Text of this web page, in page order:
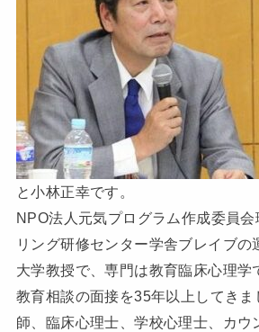
と小林正幸です。
NPO法人元気プログラム作成委員
リング研修センター学舎ブレイブの
大学教授で、専門は教育臨床心理学
教育相談の面接を35年以上してきま
師、臨床心理士、学校心理士、カウ